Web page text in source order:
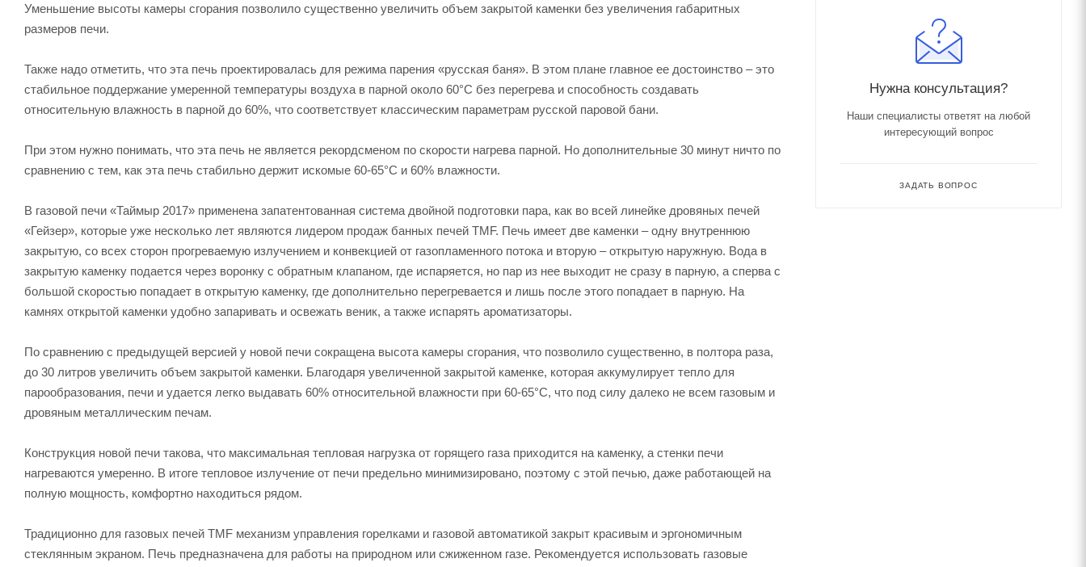
Уменьшение высоты камеры сгорания позволило существенно увеличить объем закрытой каменки без увеличения габаритных
размеров печи.
Также надо отметить, что эта печь проектировалась для режима парения «русская баня». В этом плане главное ее достоинство – это
стабильное поддержание умеренной температуры воздуха в парной около 60°C без перегрева и способность создавать
относительную влажность в парной до 60%, что соответствует классическим параметрам русской паровой бани.
При этом нужно понимать, что эта печь не является рекордсменом по скорости нагрева парной. Но дополнительные 30 минут ничто по
сравнению с тем, как эта печь стабильно держит искомые 60-65°C и 60% влажности.
В газовой печи «Таймыр 2017» применена запатентованная система двойной подготовки пара, как во всей линейке дровяных печей
«Гейзер», которые уже несколько лет являются лидером продаж банных печей TMF. Печь имеет две каменки – одну внутреннюю
закрытую, со всех сторон прогреваемую излучением и конвекцией от газопламенного потока и вторую – открытую наружную. Вода в
закрытую каменку подается через воронку с обратным клапаном, где испаряется, но пар из нее выходит не сразу в парную, а сперва с
большой скоростью попадает в открытую каменку, где дополнительно перегревается и лишь после этого попадает в парную. На
камнях открытой каменки удобно запаривать и освежать веник, а также испарять ароматизаторы.
По сравнению с предыдущей версией у новой печи сокращена высота камеры сгорания, что позволило существенно, в полтора раза,
до 30 литров увеличить объем закрытой каменки. Благодаря увеличенной закрытой каменке, которая аккумулирует тепло для
парообразования, печи и удается легко выдавать 60% относительной влажности при 60-65°C, что под силу далеко не всем газовым и
дровяным металлическим печам.
Конструкция новой печи такова, что максимальная тепловая нагрузка от горящего газа приходится на каменку, а стенки печи
нагреваются умеренно. В итоге тепловое излучение от печи предельно минимизировано, поэтому с этой печью, даже работающей на
полную мощность, комфортно находиться рядом.
Традиционно для газовых печей TMF механизм управления горелками и газовой автоматикой закрыт красивым и эргономичным
стеклянным экраном. Печь предназначена для работы на природном или сжиженном газе. Рекомендуется использовать газовые
Нужна консультация?
Наши специалисты ответят на любой
интересующий вопрос
ЗАДАТЬ ВОПРОС